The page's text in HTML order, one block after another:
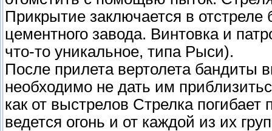
Прикрытие заключается в
цементного завода. Винтовка и
что-то уникальное, типа Рыси).
После прилета вертолета бандиты
необходимо не дать им
как от выстрелов Стрелка
ведется огонь и от каждой из их